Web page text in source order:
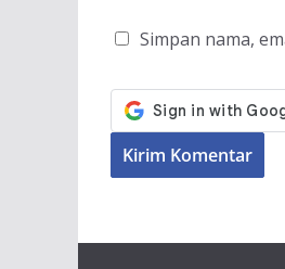
Simpan nama,